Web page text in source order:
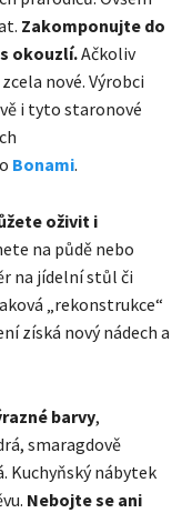
Zakomponujte do
okouzlí.Ačkoliv
nové. Výrobci
i tyto staronové
Bonami.
oživit i
na půdě nebo
na jídelní stůl či
„rekonstrukce“
získá nový nádech a
barvy,
smaragdově
Kuchyňský nábytek
Nebojte se ani